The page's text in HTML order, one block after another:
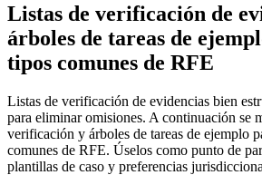
Listas de verificación de
árboles de tareas de
tipos comunes de RFE
Listas de verificación de evidencias bien
para eliminar omisiones. A continuación se
verificación y árboles de tareas de ejemplo
comunes de RFE. Úselos como punto de
plantillas de caso y preferencias